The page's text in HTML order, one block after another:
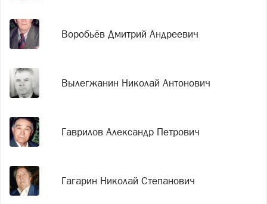
Воробьёв Дмитрий Андреевич
Вылегжанин Николай Антонович
Гаврилов Александр Петрович
Гагарин Николай Степанович